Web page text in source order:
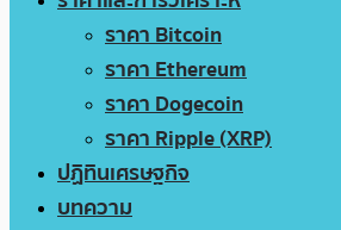
ราคา Bitcoin
ราคา Ethereum
ราคา Dogecoin
ราคา Ripple (XRP)
ปฏิทินเศรษฐกิจ
บทความ